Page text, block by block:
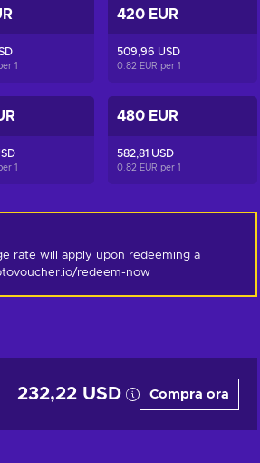
1
420 EUR
509,96 USD
0.82 EUR per1
1
480 EUR
582,81 USD
0.82 EUR per1
rate will apply upon redeeming a
redeem-now
232,22 USD Compra ora